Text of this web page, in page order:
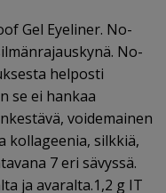
Gel Eyeliner. No-
No-
helposti
se ei hankaa
voidemainen
kollageenia, silkkiä,
7 eri sävyssä.
ja avaralta.1,2 g IT